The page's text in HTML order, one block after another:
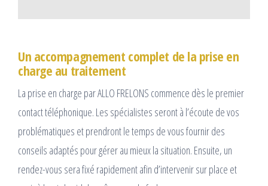
Un accompagnement complet de la prise en
charge au traitement
La prise en charge par ALLO FRELONS commence dès le premier
contact téléphonique. Les spécialistes seront à l’écoute de vos
problématiques et prendront le temps de vous fournir des
conseils adaptés pour gérer au mieux la situation. Ensuite, un
rendez-vous sera fixé rapidement afin d’intervenir sur place et